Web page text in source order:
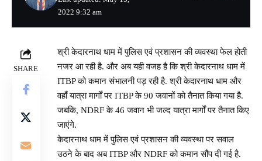
2022 9:32 am
SHARE
श्री केदारनाथ धाम में पुलिस एवं प्रशासन की व्यवस्था फेल होती
नजर आ रही है. और अब यही वजह है कि श्री केदारनाथ धाम में
ITBP को कमान संभालनी पड़ रही है. श्री केदारनाथ धाम और
वहाँ यात्रा मार्गों पर ITBP के 90 जवानों को तैनात किया गया है.
जबकि, NDRF के 46 जवान भी जल्द यात्रा मार्गों पर तैनात किए
जाएंगे.
केदारनाथ धाम में पुलिस एवं प्रशासन की व्यवस्था पर सवाल
उठने के बाद अब ITBP और NDRF को कमान सौंप दी गई है.